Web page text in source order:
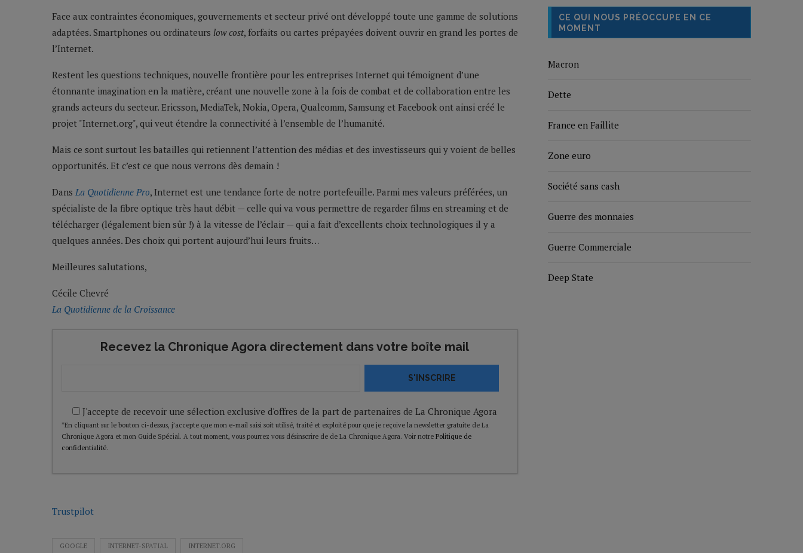
Face aux contraintes économiques, gouvernements et secteur privé ont développé toute une gamme de solutions
adaptées. Smartphones ou ordinateurs low cost, forfaits ou cartes prépayées doivent ouvrir en grand les portes de
l’Internet.
Restent les questions techniques, nouvelle frontière pour les entreprises Internet qui témoignent d’une
étonnante imagination en la matière, créant une nouvelle zone à la fois de combat et de collaboration entre les
grands acteurs du secteur. Ericsson, MediaTek, Nokia, Opera, Qualcomm, Samsung et Facebook ont ainsi créé le
projet "Internet.org", qui veut étendre la connectivité à l’ensemble de l’humanité.
Mais ce sont surtout les batailles qui retiennent l’attention des médias et des investisseurs qui y voient de belles
opportunités. Et c’est ce que nous verrons dès demain !
Dans La Quotidienne Pro, Internet est une tendance forte de notre portefeuille. Parmi mes valeurs préférées, un
spécialiste de la fibre optique très haut débit — celle qui va vous permettre de regarder films en streaming et de
télécharger (légalement bien sûr !) à la vitesse de l’éclair — qui a fait d’excellents choix technologiques il y a
quelques années. Des choix qui portent aujourd’hui leurs fruits…
Meilleures salutations,
Cécile Chevré
La Quotidienne de la Croissance
Recevez la Chronique Agora directement dans votre boîte mail
S'INSCRIRE
J'accepte de recevoir une sélection exclusive d'offres de la part de partenaires de La Chronique Agora
*En cliquant sur le bouton ci-dessus, j’accepte que mon e-mail saisi soit utilisé, traité et exploité pour que je reçoive la newsletter gratuite de La
Chronique Agora et mon Guide Spécial. A tout moment, vous pourrez vous désinscrire de de La Chronique Agora. Voir notre Politique de
confidentialité.
Trustpilot
GOOGLE INTERNET-SPATIAL INTERNET.ORG
CE QUI NOUS PRÉOCCUPE EN CE
MOMENT
Macron
Dette
France en Faillite
Zone euro
Société sans cash
Guerre des monnaies
Guerre Commerciale
Deep State